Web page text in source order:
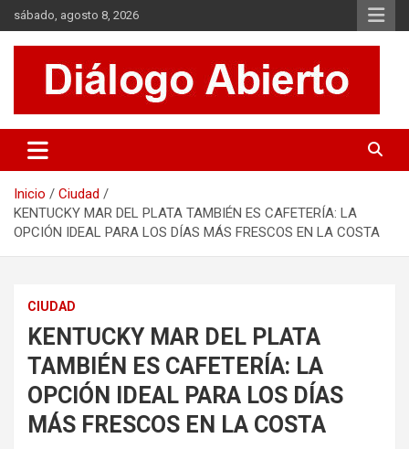
Saltar
al
contenido
sábado, agosto 8, 2026
Diálogo Abierto
Se tratan diversos temas de actualidad buscando hacer un
aporte a la sociedad, brindando información relevante de lo que
Inicio
Ciudad
KENTUCKY MAR DEL PLATA TAMBIÉN ES CAFETERÍA: LA
OPCIÓN IDEAL PARA LOS DÍAS MÁS FRESCOS EN LA COSTA
CIUDAD
KENTUCKY MAR DEL PLATA
TAMBIÉN ES CAFETERÍA: LA
OPCIÓN IDEAL PARA LOS DÍAS
MÁS FRESCOS EN LA COSTA